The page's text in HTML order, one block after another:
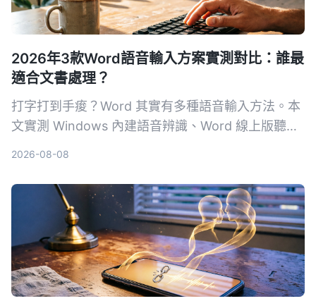
2026年3款Word語音輸入方案實測對比：誰最
適合文書處理？
打字打到手痠？Word 其實有多種語音輸入方法。本
文實測 Windows 內建語音辨識、Word 線上版聽寫
案。
2026-08-08